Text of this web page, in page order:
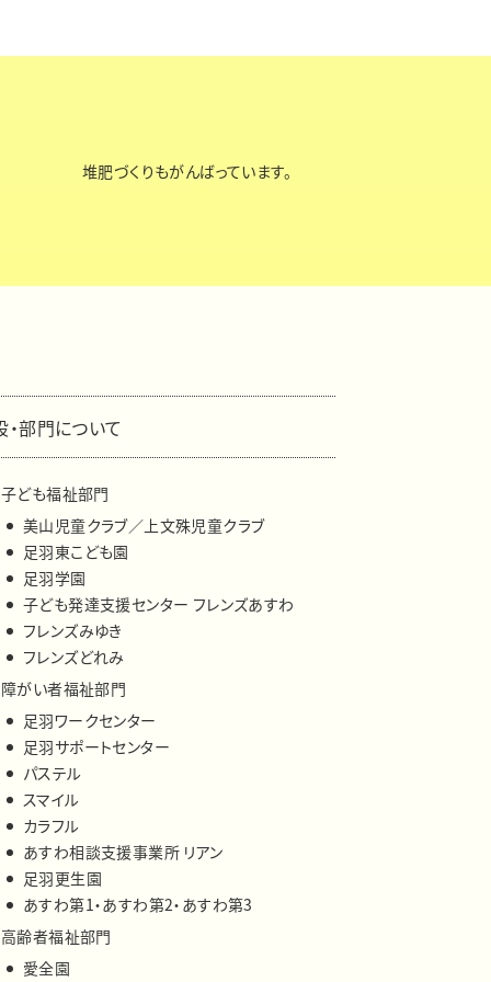
堆肥づくりもがんばっています。
・部門について
子ども福祉部門
美山児童クラブ／上文殊児童クラブ
足羽東こども園
足羽学園
子ども発達支援センター フレンズあすわ
フレンズみゆき
フレンズどれみ
障がい者福祉部門
足羽ワークセンター
足羽サポートセンター
パステル
スマイル
カラフル
あすわ相談支援事業所 リアン
足羽更生園
あすわ第1・あすわ第2・あすわ第3
高齢者福祉部門
愛全園